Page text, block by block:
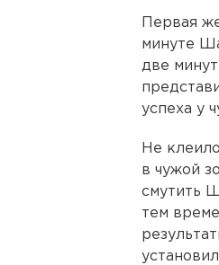
Первая
минуте
две
успеха у
Не
в чужой
смутить
тем